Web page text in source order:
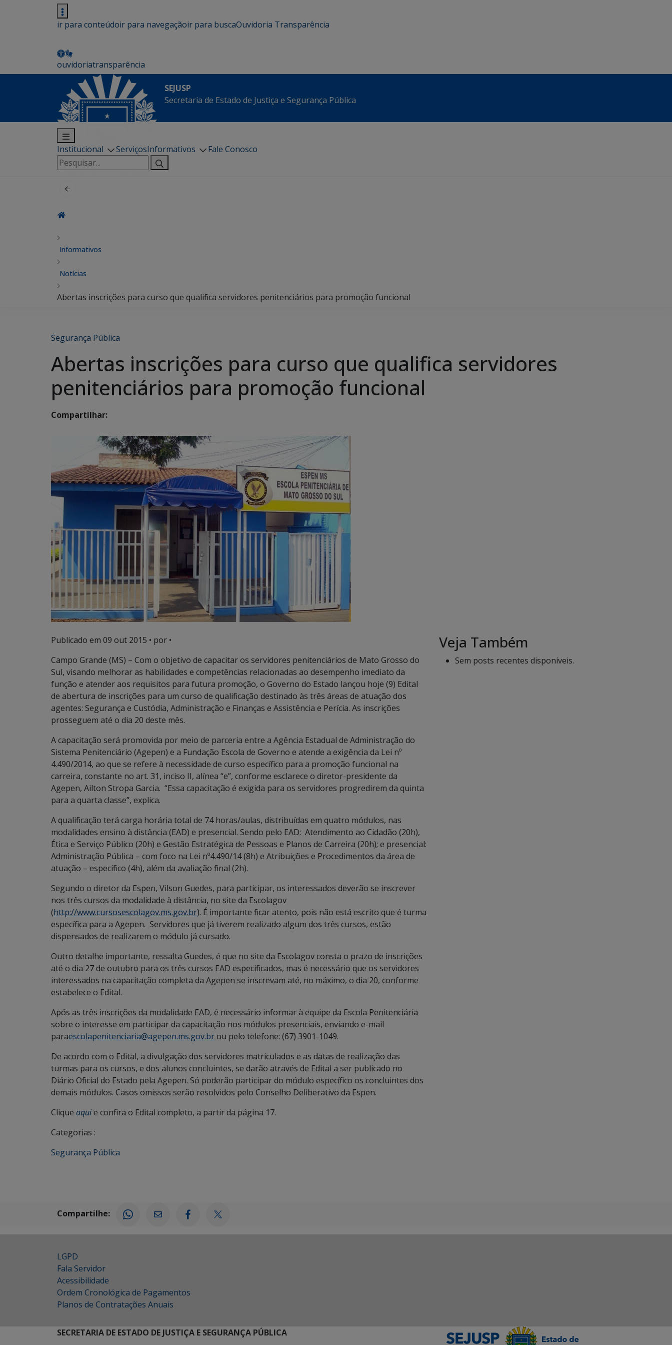
ir para conteúdoir para navegaçãoir para buscaOuvidoria Transparência
ouvidoriatransparência
SEJUSP
Secretaria de Estado de Justiça e Segurança Pública
Institucional ServiçosInformativos
Fale Conosco
Pesquisar
por:
Informativos
Notícias
Abertas inscrições para curso que qualifica servidores penitenciários para promoção funcional
Segurança Pública
Abertas inscrições para curso que qualifica servidores
penitenciários para promoção funcional
Compartilhar:
Publicado em 09 out 2015 • por •
Campo Grande (MS) – Com o objetivo de capacitar os servidores penitenciários de Mato Grosso do
Sul, visando melhorar as habilidades e competências relacionadas ao desempenho imediato da
função e atender aos requisitos para futura promoção, o Governo do Estado lançou hoje (9) Edital
de abertura de inscrições para um curso de qualificação destinado às três áreas de atuação dos
agentes: Segurança e Custódia, Administração e Finanças e Assistência e Perícia. As inscrições
prosseguem até o dia 20 deste mês.
A capacitação será promovida por meio de parceria entre a Agência Estadual de Administração do
Sistema Penitenciário (Agepen) e a Fundação Escola de Governo e atende a exigência da Lei nº
4.490/2014, ao que se refere à necessidade de curso específico para a promoção funcional na
carreira, constante no art. 31, inciso II, alínea “e”, conforme esclarece o diretor-presidente da
Agepen, Ailton Stropa Garcia. “Essa capacitação é exigida para os servidores progredirem da quinta
para a quarta classe”, explica.
A qualificação terá carga horária total de 74 horas/aulas, distribuídas em quatro módulos, nas
modalidades ensino à distância (EAD) e presencial. Sendo pelo EAD: Atendimento ao Cidadão (20h),
Ética e Serviço Público (20h) e Gestão Estratégica de Pessoas e Planos de Carreira (20h); e presencial:
Administração Pública – com foco na Lei nº4.490/14 (8h) e Atribuições e Procedimentos da área de
atuação – específico (4h), além da avaliação final (2h).
Segundo o diretor da Espen, Vilson Guedes, para participar, os interessados deverão se inscrever
nos três cursos da modalidade à distância, no site da Escolagov
(http://www.cursosescolagov.ms.gov.br). É importante ficar atento, pois não está escrito que é turma
específica para a Agepen. Servidores que já tiverem realizado algum dos três cursos, estão
dispensados de realizarem o módulo já cursado.
Outro detalhe importante, ressalta Guedes, é que no site da Escolagov consta o prazo de inscrições
até o dia 27 de outubro para os três cursos EAD especificados, mas é necessário que os servidores
interessados na capacitação completa da Agepen se inscrevam até, no máximo, o dia 20, conforme
estabelece o Edital.
Após as três inscrições da modalidade EAD, é necessário informar à equipe da Escola Penitenciária
sobre o interesse em participar da capacitação nos módulos presenciais, enviando e-mail
paraescolapenitenciaria@agepen.ms.gov.brou pelo telefone: (67) 3901-1049.
De acordo com o Edital, a divulgação dos servidores matriculados e as datas de realização das
turmas para os cursos, e dos alunos concluintes, se darão através de Edital a ser publicado no
Diário Oficial do Estado pela Agepen. Só poderão participar do módulo específico os concluintes dos
demais módulos. Casos omissos serão resolvidos pelo Conselho Deliberativo da Espen.
Clique aquie confira o Edital completo, a partir da página 17.
Categorias :
Segurança Pública
Veja Também
Sem posts recentes disponíveis.
Compartilhe:
LGPD
Fala Servidor
Acessibilidade
Ordem Cronológica de Pagamentos
Planos de Contratações Anuais
SECRETARIA DE ESTADO DE JUSTIÇA E SEGURANÇA PÚBLICA